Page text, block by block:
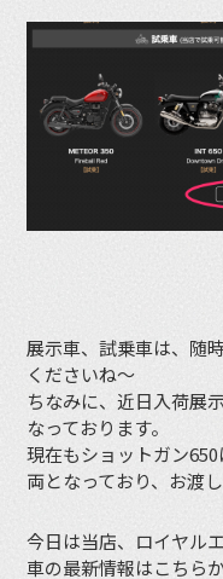
展示車、試乗車は、随
くださいね〜
ちなみに、近日入荷展
なっております。
現在もショットガン
両となっており、お渡
今日は当店、ロイヤル
車の最新情報はこちら